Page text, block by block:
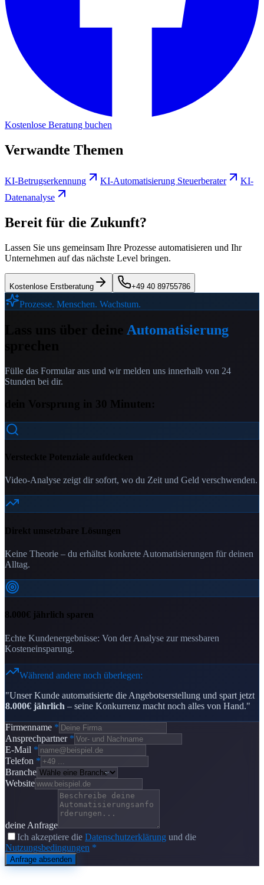
Kostenlose Beratung buchen
Verwandte Themen
KI-Betrugserkennung KI-Automatisierung Steuerberater
KI-
Datenanalyse
Bereit für die Zukunft?
Lassen Sie uns gemeinsam Ihre Prozesse automatisieren und Ihr
Unternehmen auf das nächste Level bringen.
Kostenlose Erstberatung +49 40 89755786
Prozesse. Menschen. Wachstum.
Automatisierung
Fülle das Formular aus und wir melden uns innerhalb von 24
Stunden bei dir.
dein Vorsprung in 30 Minuten:
Versteckte Potenziale aufdecken
Video-Analyse zeigt dir sofort, wo du Zeit und Geld verschwenden.
Direkt umsetzbare Lösungen
Keine Theorie – du erhältst konkrete Automatisierungen für deinen
Alltag.
8.000€ jährlich sparen
Echte Kundenergebnisse: Von der Analyse zur messbaren
Kosteneinsparung.
Während andere noch überlegen:
"Unser Kunde automatisierte die Angebotserstellung und spart jetzt
8.000€ jährlich – seine Konkurrenz macht noch alles von Hand."
Firmenname *
Ansprechpartner *
E-Mail *
Telefon *
Branche
Website
deine Anfrage
Ich akzeptiere die Datenschutzerklärung und die
Nutzungsbedingungen *
Anfrage absenden